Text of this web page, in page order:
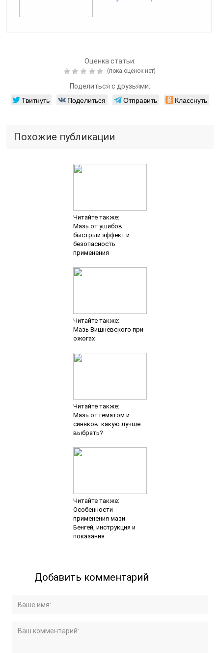
Оценка статьи:
(пока оценок нет)
Поделиться с друзьями:
Твитнуть Поделиться Отправить Класснуть
Похожие публикации
Читайте также:
Мазь от ушибов:
быстрый эффект и
безопасность
применения
Читайте также:
Мазь Вишневского при
ожогах
Читайте также:
Мазь от гематом и
синяков: какую лучше
выбрать?
Читайте также:
Особенности
применения мази
Бенгей, инструкция и
показания
Добавить комментарий